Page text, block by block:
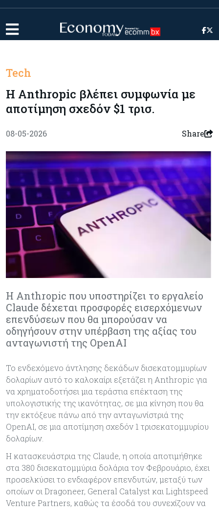
Tech
Η Anthropic βλέπει συμφωνία με
αποτίμηση σχεδόν $1 τρισ.
08-05-2026 Share
Η Anthropic που υποστηρίζει το εργαλείο
Claude δέχεται προσφορές εισερχόμενων
επενδύσεων που θα μπορούσαν να
οδηγήσουν στην υπέρβαση της αξίας του
ανταγωνιστή της OpenAI
Το ενδεχόμενο άντλησης δεκάδων δισεκατομμυρίων
δολαρίων αυτό το καλοκαίρι εξετάζει η Anthropic για
να χρηματοδοτήσει μια τεράστια επέκταση της
υπολογιστικής της ικανότητας, σε μια κίνηση που θα
την εκτόξευε πάνω ​​από την ανταγωνίστριά της
OpenAI, σε μια αποτίμηση σχεδόν 1 τρισεκατομμυρίου
δολαρίων.
Η κατασκευάστρια της Claude, η οποία αποτιμήθηκε
στα 380 δισεκατομμύρια δολάρια τον Φεβρουάριο, έχει
προσελκύσει το ενδιαφέρον επενδυτών, μεταξύ των
οποίων οι Dragoneer, General Catalyst και Lightspeed
Venture Partners, καθώς τα έσοδά του συνεχίζουν να